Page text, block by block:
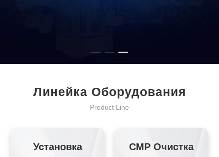
Линейка Оборудования
Product Line
Установка CMP Очистка